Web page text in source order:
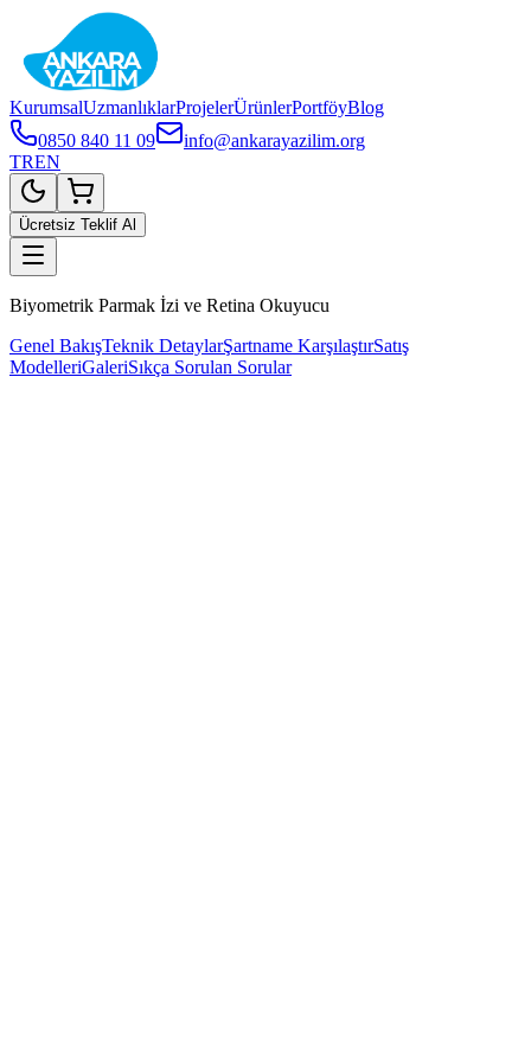
KurumsalUzmanlıklarProjelerÜrünlerPortföyBlog
0850 840 11 09
info@ankarayazilim.org
TREN
Ücretsiz Teklif Al
Biyometrik Parmak İzi ve Retina Okuyucu
Genel BakışTeknik DetaylarŞartname KarşılaştırSatış
ModelleriGaleriSıkça Sorulan Sorular